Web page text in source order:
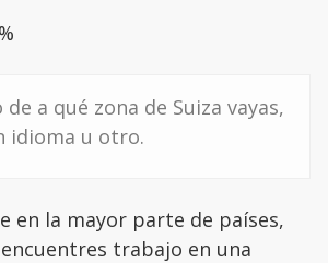
a qué zona de Suiza vayas,
idioma u otro.
en la mayor parte de países,
trabajo en una